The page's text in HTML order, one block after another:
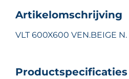
Artikelomschrijving
VLT 600X600 VEN.BEIGE N.
Productspecificaties